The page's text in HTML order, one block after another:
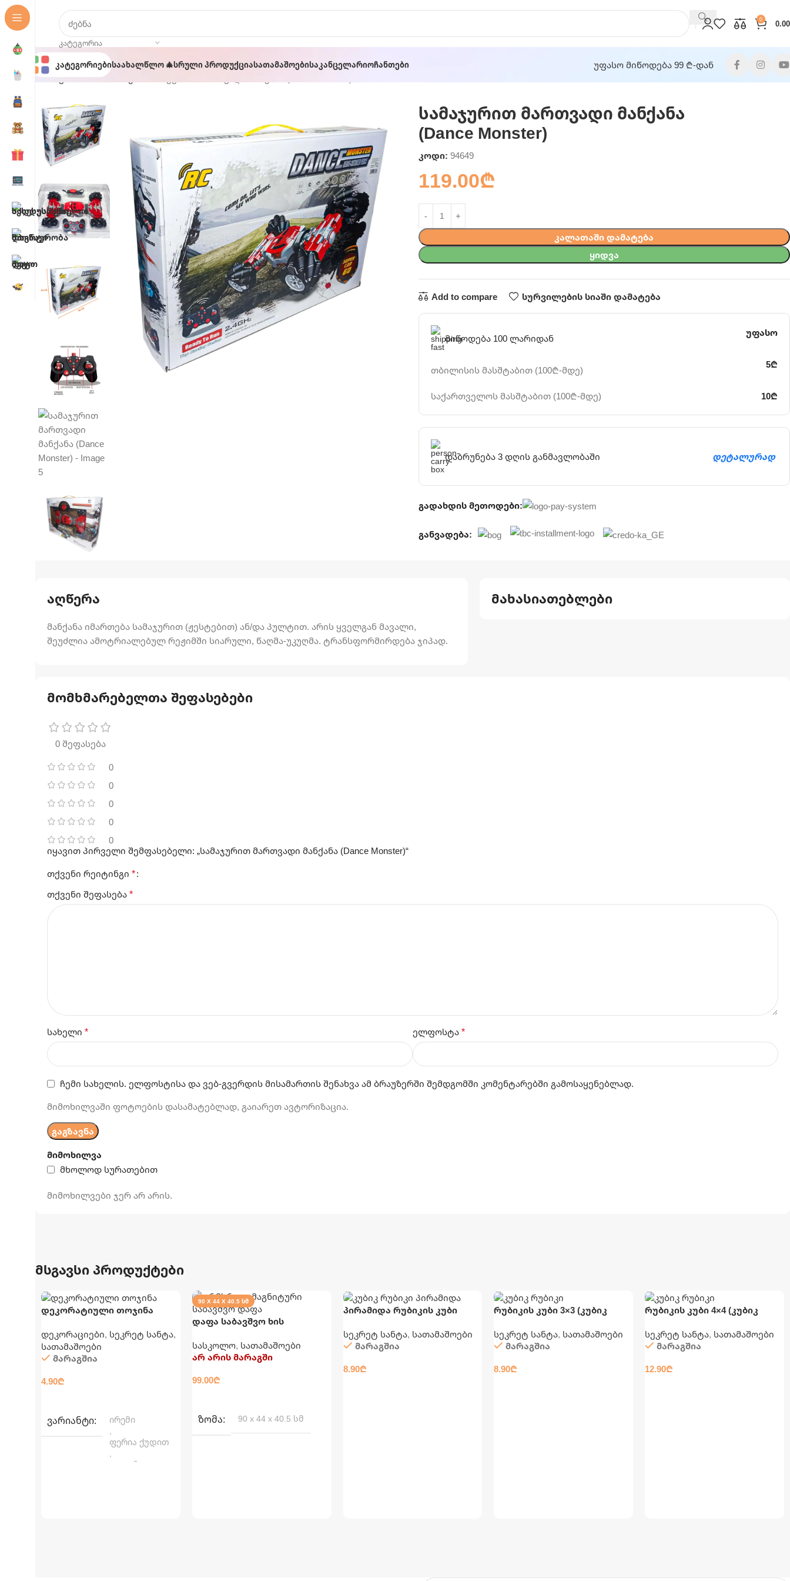
ᲙᲐᲢᲔᲒᲝᲠᲘᲐ
0 0.00
ᲙატეგორიებიᲡაახალწლო 🎄Სრული ᲞროდუქციაᲡათამაშოებიᲡაკანცელარიოᲩანთები
უფასო მიწოდება 99 ₾-დან
მთავარი სათამაშოები
სამაჯურით მართვადი მანქანა
(Dance Monster)
კოდი: 94649
119.00₾
ᲙᲐᲚᲐᲗᲐᲨᲘ ᲓᲐᲛᲐᲢᲔᲑᲐ
ᲧᲘᲓᲕᲐ
Add to compare სურვილების სიაში დამატება
მიწოდება 100 ლარიდან
თბილისის მასშტაბით (100₾-მდე)
საქართველოს მასშტაბით (100₾-მდე)
უფასო
5₾
10₾
დაბრუნება 3 დღის განმავლობაში დეტალურად
გადახდის მეთოდები:
განვადება:
აღწერა
მანქანა იმართება სამაჯურით (ჟესტებით) ან/და პულტით. არის ყველგან მავალი,
შეუძლია ამოტრიალებულ რეჟიმში სიარული, წაღმა-უკუღმა. ტრანსფორმირდება ჯიპად.
მახასიათებლები
მომხმარებელთა შეფასებები
0 შეფასება
0
0
0
0
0
მიმოხილვა
მხოლოდ სურათებით
მიმოხილვები ჯერ არ არის.
იყავით პირველი შემფასებელი: „სამაჯურით მართვადი მანქანა (Dance Monster)“
თქვენი რეიტინგი *
თქვენი შეფასება *
სახელი * ელფოსტა *
ჩემი სახელის. ელფოსტისა და ვებ-გვერდის მისამართის შენახვა ამ ბრაუზერში შემდგომში კომენტარებში გამოსაყენებლად.
მიმოხილვაში ფოტოების დასამატებლად, გაიარეთ ავტორიზაცია.
მსგავსი პროდუქტები
დეკორატიული თოჯინა
დეკორაციები, სეკრეტ სანტა,
სათამაშოები
მარაგშია
4.90₾
ᲕᲐᲠᲘᲐᲜᲢᲘ
ირემი
,
ფერია ქუდით
,
გოგონა
90 X 44 X 40.5 ᲡᲛ
დაფა საბავშვო ხის
სასკოლო, სათამაშოები
არ არის მარაგში
99.00₾
ᲖᲝᲛᲐ 90 x 44 x 40.5 სმ
პირამიდა რუბიკის კუბი
სეკრეტ სანტა, სათამაშოები
მარაგშია
8.90₾
რუბიკის კუბი 3×3 (კუბიკ
სეკრეტ სანტა, სათამაშოები
მარაგშია
8.90₾
რუბიკის კუბი 4×4 (კუბიკ
სეკრეტ სანტა, სათამაშოები
მარაგშია
12.90₾